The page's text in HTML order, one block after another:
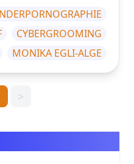
CYBERGROOMING
MONIKA EGLI-ALGE
>